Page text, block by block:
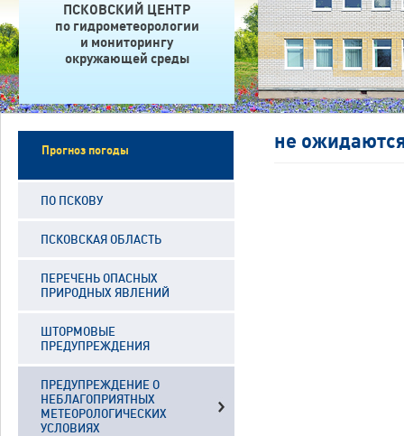
ПСКОВСКИЙ ЦЕНТР
по гидрометеорологии
и мониторингу
окружающей среды
Прогноз погоды
ПО ПСКОВУ
ПСКОВСКАЯ ОБЛАСТЬ
ПЕРЕЧЕНЬ ОПАСНЫХ
ПРИРОДНЫХ ЯВЛЕНИЙ
ШТОРМОВЫЕ
ПРЕДУПРЕЖДЕНИЯ
ПРЕДУПРЕЖДЕНИЕ О
НЕБЛАГОПРИЯТНЫХ
МЕТЕОРОЛОГИЧЕСКИХ
УСЛОВИЯХ
не